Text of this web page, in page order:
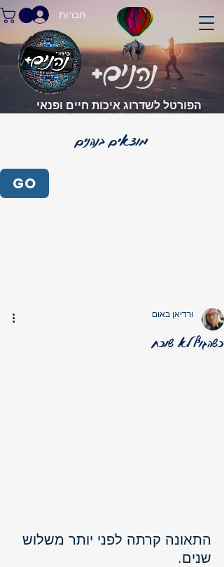
הפורטל לשדרוג איכות חיים ופנאי
התחברות
GO
כשהגוף לא שוכח
ורדיאן באום
התאונה קרתה לפני יותר משלוש
שנים.